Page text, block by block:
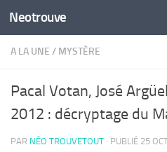
Skip to content
Neotrouve
A LA UNE / MYSTÈRE
Pacal Votan, José
2012 : décryptage du
PAR NÉO TROUVETOUT · PUBLIÉ 25